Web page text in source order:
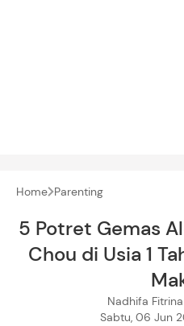
Home Parenting
5 Potret Gemas
Chou di Usia 1
Nadhifa
Sabtu, 06 Jun